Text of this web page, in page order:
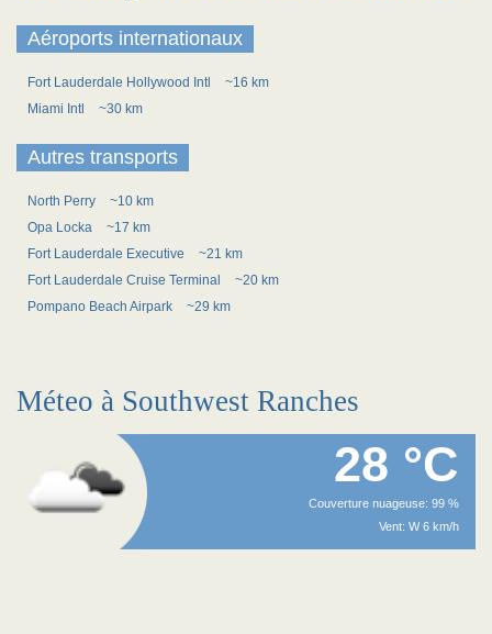
Aéroports internationaux
Fort Lauderdale Hollywood Intl
~16 km
Miami Intl
~30 km
Autres transports
North Perry
~10 km
Opa Locka
~17 km
Fort Lauderdale Executive
~21 km
Fort Lauderdale Cruise Terminal
~20 km
Pompano Beach Airpark
~29 km
Méteo à Southwest Ranches
28 °C
Couverture nuageuse: 99 %
Vent: W 6 km/h